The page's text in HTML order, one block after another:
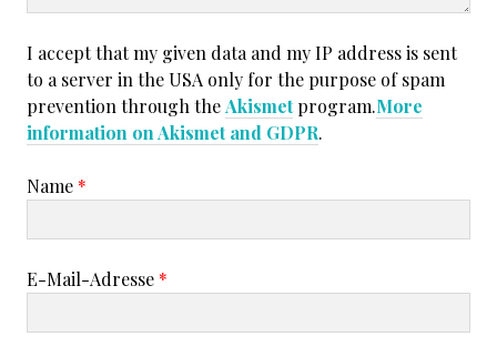
I accept that my given data and my IP address is sent
to a server in the USA only for the purpose of spam
prevention through theAkismetprogram.More
information on Akismet and GDPR.
Name *
E-Mail-Adresse *